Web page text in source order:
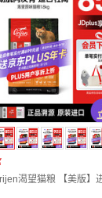
阶无谷爱猫全期猫干
渴望猫粮 【美版】